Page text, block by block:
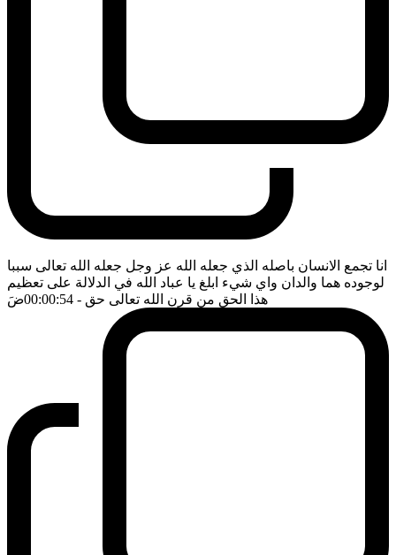
انا تجمع الانسان باصله الذي جعله الله عز وجل جعله الله تعالى سببا
لوجوده هما والدان واي شيء ابلغ يا عباد الله في الدلالة على تعظيم
هذا الحق من قرن الله تعالى حق - 00:00:54 ضَ